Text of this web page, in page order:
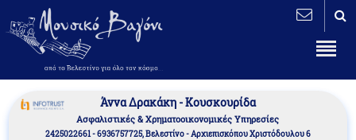
Άννα Δρακάκη - Κουσκουρίδα
Aσφαλιστικές & Χρηματοοικονομικές Υπηρεσίες
2425022661 - 6936757725, Βελεστίνο - Αρχιεπισκόπου Χριστόδουλου 6